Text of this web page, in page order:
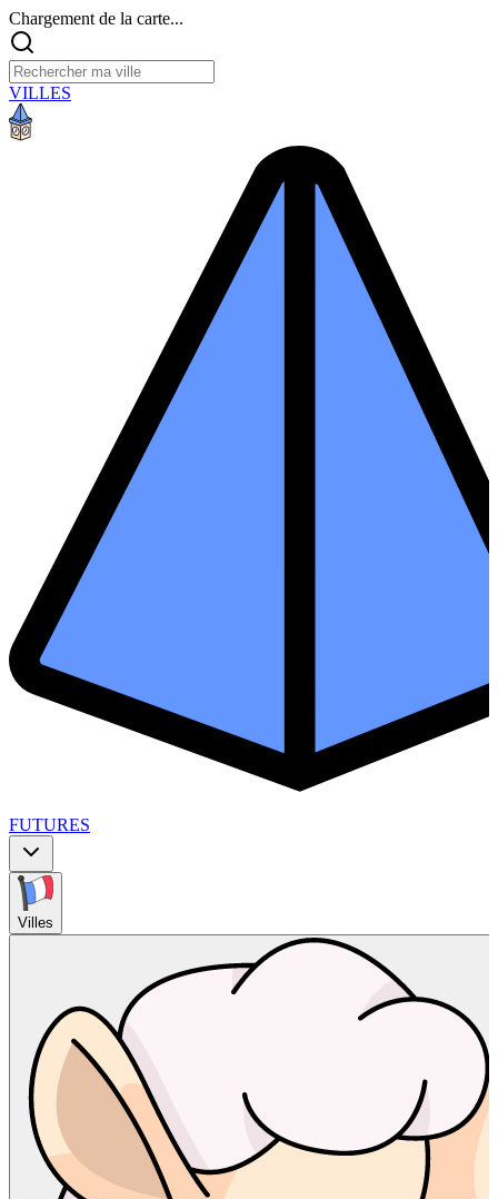
Chargement de la carte...
VILLES
FUTURES
Villes